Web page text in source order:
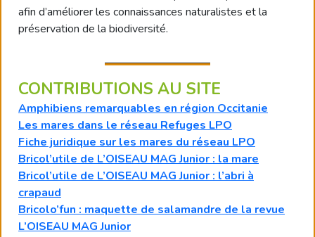
afin d’améliorer les connaissances naturalistes et la
préservation de la biodiversité.
CONTRIBUTIONS AU SITE
Amphibiens remarquables en région Occitanie
Les mares dans le réseau Refuges LPO
Fiche juridique sur les mares du réseau LPO
Bricol’utile de L’OISEAU MAG Junior : la mare
Bricol’utile de L’OISEAU MAG Junior : l’abri à
crapaud
Bricolo’fun : maquette de salamandre de la revue
L’OISEAU MAG Junior